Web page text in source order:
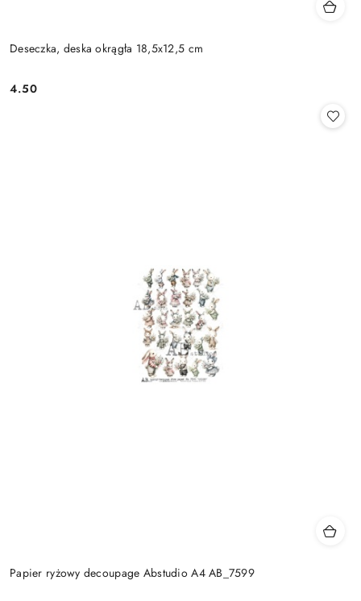
Deseczka, deska okrągła 18,5x12,5 cm
Cena:
4.50
Papier ryżowy decoupage Abstudio A4 AB_7599